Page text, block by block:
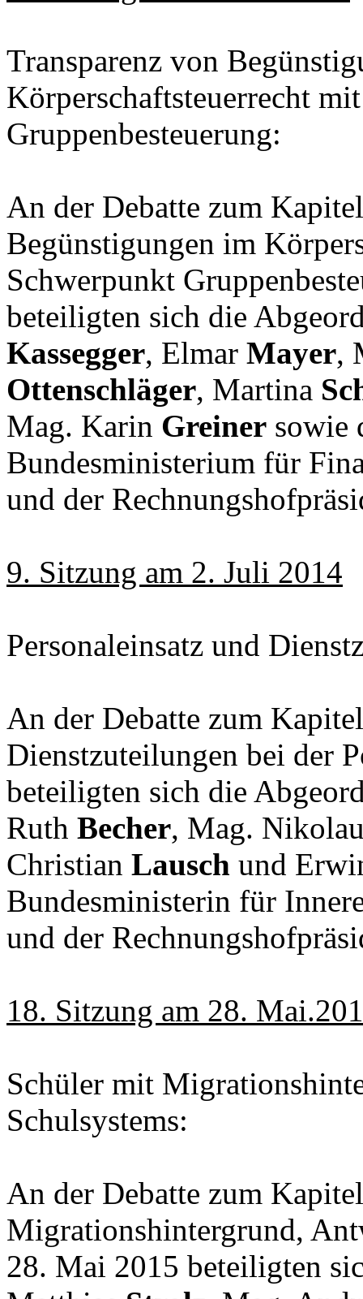
Transparenz von
Körperschaftsteuerrecht
Gruppenbesteuerung:
An der Debatte zum
Begünstigungen im
Schwerpunkt
beteiligten sich die
Kassegger, Elmar Mayer,
Ottenschläger, Martina
Mag. Karin Greiner sowie
Bundesministerium für
und der
9. Sitzung am 2. Juli 2014
Personaleinsatz und
An der Debatte zum
Dienstzuteilungen bei der
beteiligten sich die
Ruth Becher, Mag.
Christian Lausch und
Bundesministerin für
und der
18. Sitzung am 28.
Schüler mit
Schulsystems:
An der Debatte zum
Migrationshintergrund,
28. Mai 2015 beteiligten